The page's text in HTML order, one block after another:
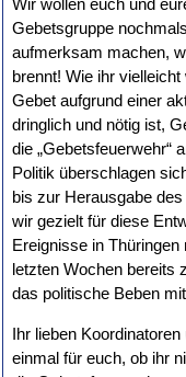
Wir wollen euch und
Gebetsgruppe
aufmerksam machen,
brennt! Wie ihr
Gebet aufgrund einer
dringlich und nötig ist,
die „Gebetsfeuerwehr“
Politik überschlagen
bis zur Herausgabe
wir gezielt für diese
Ereignisse in
letzten Wochen bereits
das politische Beben
Ihr lieben
einmal für euch, ob ihr